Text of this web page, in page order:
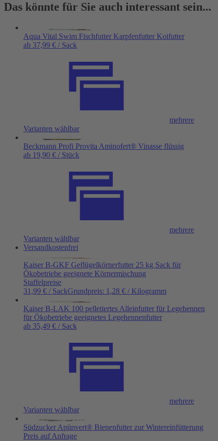
Das könnte für Sie auch interessant sein...
Aqua Vital Swim Fischfutter Karpfenfutter Koifutter
ab 37,99 € / Sack
mehrere
Varianten wählbar
Beckmann Profi Provita Aminofert® Vinasse flüssig
ab 19,90 € / Stück
mehrere
Varianten wählbar
Versandkostenfrei
Kaiser B-GKF Geflügelkörnerfutter 25 kg Sack für
Ökobetriebe geeignete Körnermischung
Staffelpreise
31,99 € / SackGrundpreis: 1,28 € / Kilogramm
Kaiser B-LAK 100 pelletiertes Alleinfutter für Legehennen
für Ökobetriebe geeignetes Legehennenfutter
ab 35,49 € / Sack
mehrere
Varianten wählbar
Südzucker Apiinvert® Bienenfutter zur Wintereinfütterung
Preis auf Anfrage